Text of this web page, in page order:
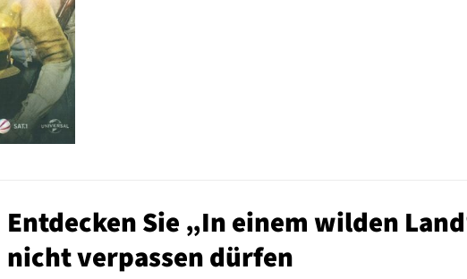
Entdecken Sie „In einem wilden
nicht verpassen dürfen